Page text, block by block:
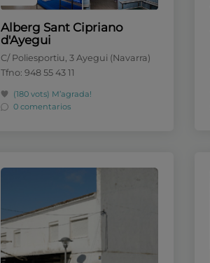
Alberg Sant Cipriano
d'Ayegui
C/ Poliesportiu, 3 Ayegui (Navarra)
Tfno: 948 55 43 11
(180 vots) M’agrada!
0 comentarios